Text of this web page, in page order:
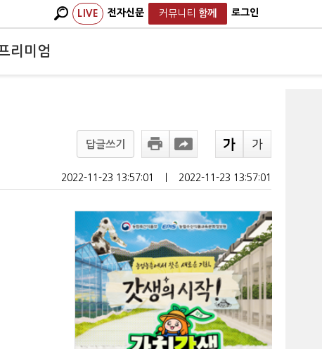
LIVE 전자신문 커뮤니티 함께 로그인
리미엄
답글쓰기
2022-11-23 13:57:01 2022-11-23 13:57:01